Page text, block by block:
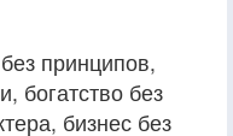
принципов,
богатство без
бизнес без